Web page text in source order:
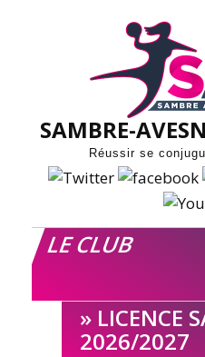
SAMBRE-
Réussir se
LE CLUB
LICENCE
2026/2027